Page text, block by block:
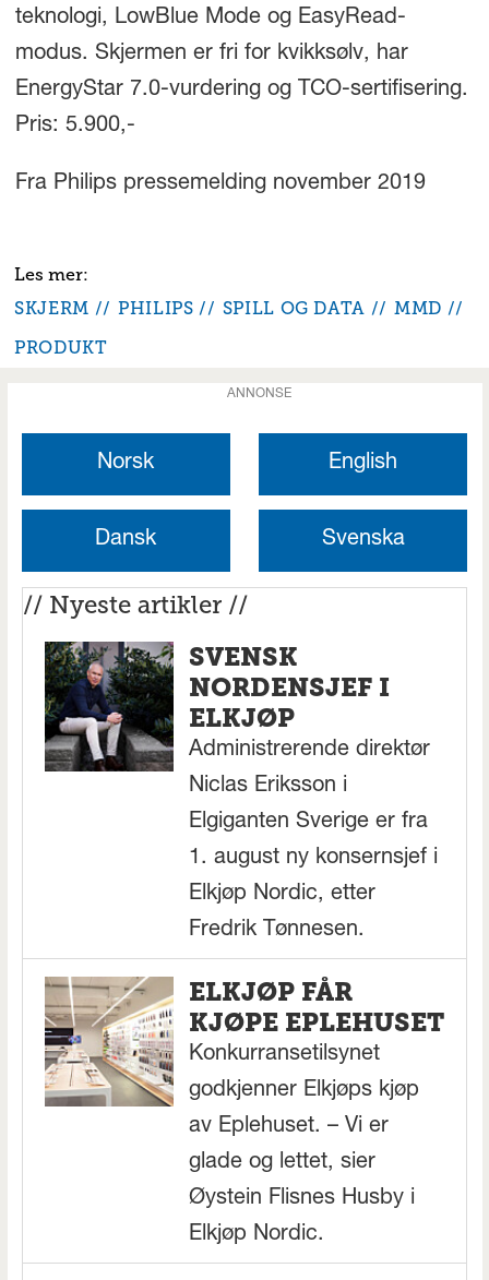
teknologi, LowBlue Mode og EasyRead-
modus. Skjermen er fri for kvikksølv, har
EnergyStar 7.0-vurdering og TCO-sertifisering.
Pris: 5.900,-
Fra Philips pressemelding november 2019
SKJERM PHILIPS SPILL OG DATA
MMD
PRODUKT
ANNONSE
Norsk English
Dansk Svenska
// Nyeste artikler //
SVENSK
NORDENSJEF I
ELKJØP
Administrerende direktør
Niclas Eriksson i
Elgiganten Sverige er fra
1. august ny konsernsjef i
Elkjøp Nordic, etter
Fredrik Tønnesen.
ELKJØP FÅR
KJØPE EPLEHUSET
Konkurransetilsynet
godkjenner Elkjøps kjøp
av Eplehuset. – Vi er
glade og lettet, sier
Øystein Flisnes Husby i
Elkjøp Nordic.